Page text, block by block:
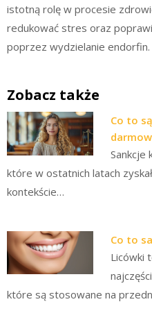
istotną rolę w procesie
redukować stres oraz
poprzez wydzielanie endorfin.
Zobacz także
Co to
Sankcje
które w ostatnich latach
kontekście…
Co to
Licówki
które są stosowane na